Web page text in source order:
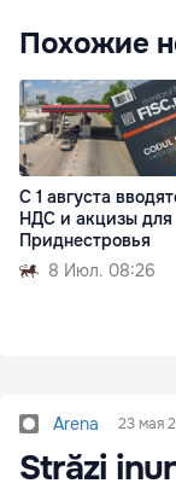
Похожие
С 1 августа
НДС и акцизы для
Приднестровья
8 Июл. 08:26
Arena 23 мая
Străzi